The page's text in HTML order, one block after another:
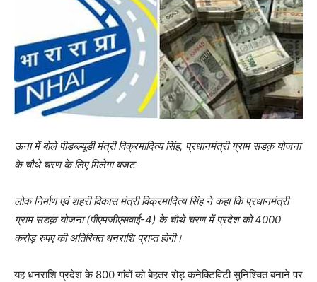
ऊना में बोले पीडब्ल्यूडी मंत्री विक्रमादित्य सिंह, प्रधानमंत्री ग्राम सडक़ योजना
के चौथे चरण के लिए मिलेगा बजट
लोक निर्माण एवं शहरी विकास मंत्री विक्रमादित्य सिंह ने कहा कि प्रधानमंत्री
ग्राम सडक़ योजना (पीएमजीएसवाई-4) के चौथे चरण में प्रदेश को 4000
करोड़ रुपए की अतिरिक्त धनराशि प्राप्त होगी।
यह धनराशि प्रदेश के 800 गांवों को बेहतर रोड़ कनेक्टिविटी सुनिश्चित बनाने पर